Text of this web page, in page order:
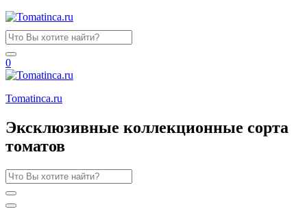
0
Tomatinсa.ru
Эксклюзивные коллекционные сорта
томатов